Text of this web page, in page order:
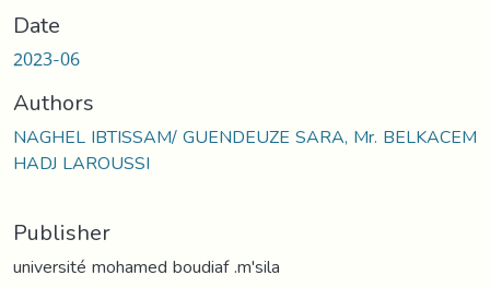
Date
2023-06
Authors
NAGHEL IBTISSAM/ GUENDEUZE SARA, Mr. BELKACEM
HADJ LAROUSSI
Publisher
université mohamed boudiaf .m'sila